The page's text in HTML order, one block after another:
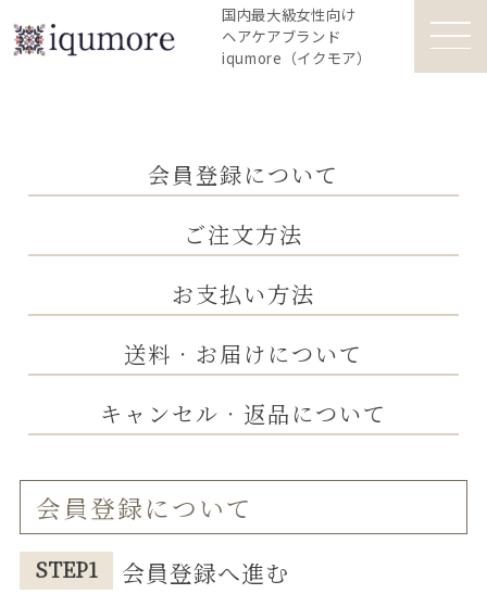
国内最大級女性向け
ヘアケアブランド
iqumore（イクモア）
会員登録について
ご注⽂⽅法
お⽀払い⽅法
送料‧お届けについて
キャンセル‧返品について
会員登録について
STEP1 会員登録へ進む